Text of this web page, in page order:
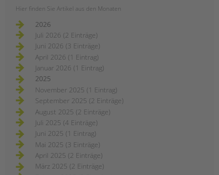
Hier finden Sie Artikel aus den Monaten
2026
Juli 2026 (2 Einträge)
Juni 2026 (3 Einträge)
April 2026 (1 Eintrag)
Januar 2026 (1 Eintrag)
2025
November 2025 (1 Eintrag)
September 2025 (2 Einträge)
August 2025 (2 Einträge)
Juli 2025 (4 Einträge)
Juni 2025 (1 Eintrag)
Mai 2025 (3 Einträge)
April 2025 (2 Einträge)
März 2025 (2 Einträge)